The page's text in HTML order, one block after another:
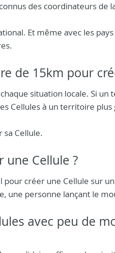
des coordinateurs de
Et même avec les
de 15km pour
situation locale. Si
Cellules à un territoire plus
sa Cellule.
une Cellule ?
créer une Cellule sur
une personne lançant le
avec peu de